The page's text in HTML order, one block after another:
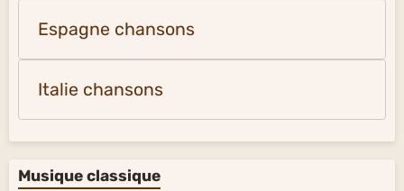
Espagne chansons
Italie chansons
Musique classique